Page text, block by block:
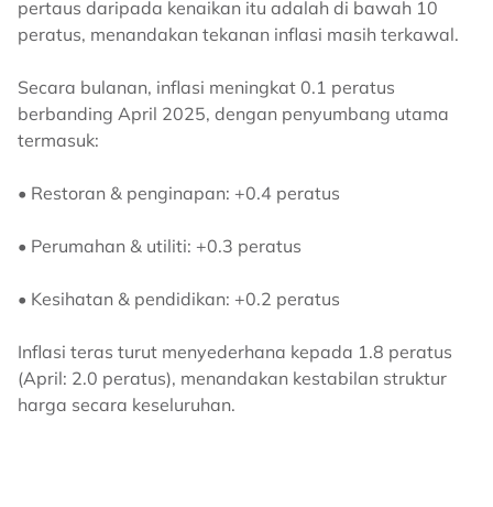
pertaus daripada kenaikan itu adalah di bawah 10
peratus, menandakan tekanan inflasi masih terkawal.
Secara bulanan, inflasi meningkat 0.1 peratus
berbanding April 2025, dengan penyumbang utama
termasuk:
• Restoran & penginapan: +0.4 peratus
• Perumahan & utiliti: +0.3 peratus
• Kesihatan & pendidikan: +0.2 peratus
Inflasi teras turut menyederhana kepada 1.8 peratus
(April: 2.0 peratus), menandakan kestabilan struktur
harga secara keseluruhan.